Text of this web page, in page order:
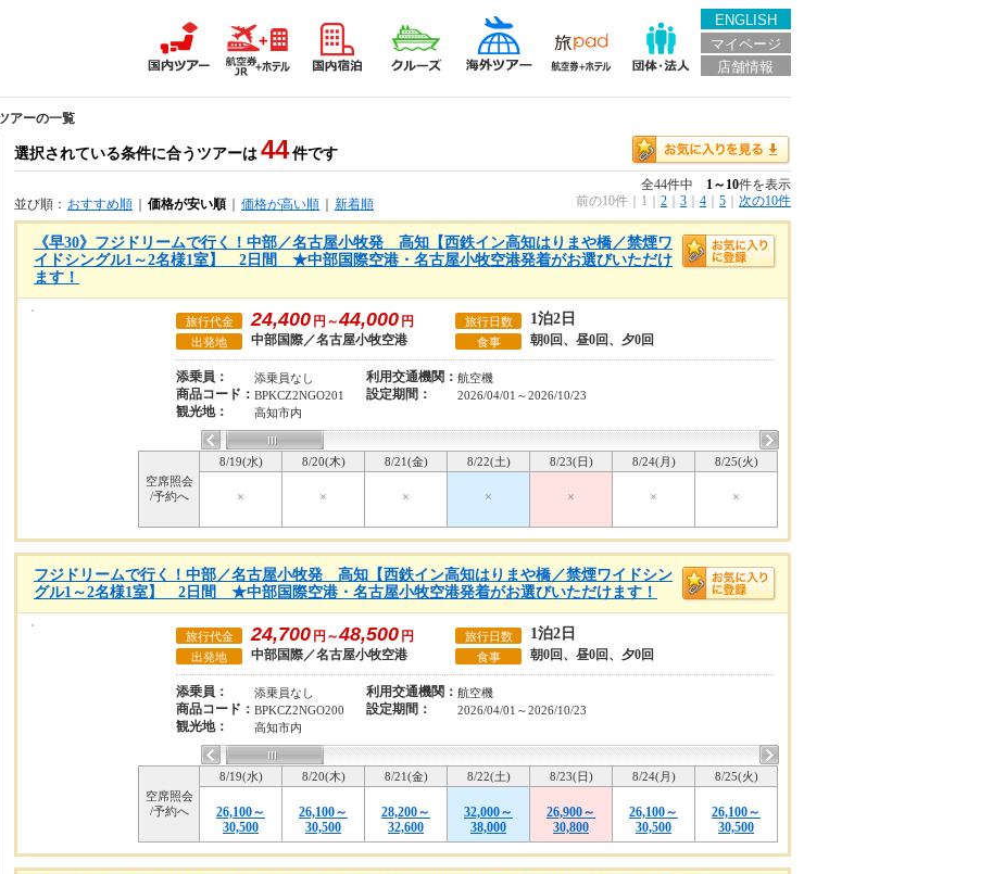
ENGLISH
マイページ
店舗情報
アーの一覧
選択されている条件に合うツアーは 44 件です
並び順： おすすめ順 価格が安い順 価格が高い順 新着順
全44件中 1～10件を表示
前の10件
1 2 3 4 5 次の10件
《早30》フジドリームで行く！中部／名古屋小牧発 高知【西鉄イン高知はりまや橋／禁煙ワ
イドシングル1～2名様1室】 2日間 ★中部国際空港・名古屋小牧空港発着がお選びいただけ
ます！
旅行代金 24,400 円～44,000 円 旅行日数 1泊2日
出発地 中部国際／名古屋小牧空港 食事 朝0回、昼0回、夕0回
添乗員： 添乗員なし 利用交通機関： 航空機
商品コード： BPKCZ2NGO201 設定期間： 2026/04/01～2026/10/23
観光地： 高知市内
空席照会
/予約へ
8/19(水) 8/20(木) 8/21(金) 8/22(土) 8/23(日) 8/24(月) 8/25(火)
× × × × × × ×
フジドリームで行く！中部／名古屋小牧発 高知【西鉄イン高知はりまや橋／禁煙ワイドシン
グル1～2名様1室】 2日間 ★中部国際空港・名古屋小牧空港発着がお選びいただけます！
旅行代金 24,700 円～48,500 円 旅行日数 1泊2日
出発地 中部国際／名古屋小牧空港 食事 朝0回、昼0回、夕0回
添乗員： 添乗員なし 利用交通機関： 航空機
商品コード： BPKCZ2NGO200 設定期間： 2026/04/01～2026/10/23
観光地： 高知市内
空席照会
/予約へ
8/19(水) 8/20(木) 8/21(金) 8/22(土) 8/23(日) 8/24(月) 8/25(火)
26,100～
30,500
26,100～
30,500
28,200～
32,600
32,000～
38,000
26,900～
30,800
26,100～
30,500
26,100～
30,500